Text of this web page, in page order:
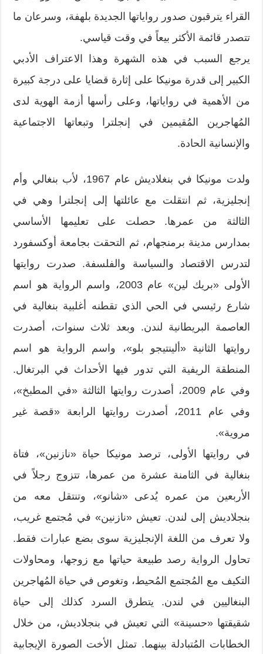
القراء يترقبون صدور رواياتها الجديدة بلهفة، وسرعان ما
تتصدر قائمة الأكثر بيعاً في وقت قياسي.
يرجع السبب في هذه الشهرة وهذا الاعتراف الأدبي
الكبير إلى قدرة مونيكا على إثارة قضايا على درجة كبيرة
من الأهمية في رواياتها، وعلى رأسها أزمة الهوية لدى
المُهاجرين المُقيمين في إنجلترا وتبعاتها الاجتماعية
والإنسانية الحادة.
ولدت مونيكا في بنغلاديش عام 1967، لأب بنغالي وأم
إنجليزية، ثم انتقلت مع عائلتها إلى إنجلترا وهي في
الثالثة من عمرها. حصلت على تعليمها الأساسي
بمدارس مدينة برمنجهام، ثم التحقت بجامعة أوكسفورد
لتدرس الاقتصاد والسياسة والفلسفة. صدرت روايتها
الأولى «بريك لين» عام 2003، واسم الرواية هو اسم
شارع رئيسي في الحي الذي تقطنه أغلبية بنغالية في
العاصمة البريطانية لندن. وبعد ثلاث سنوات، أصدرت
روايتها الثانية «ألينتيجو بلو»، واسم الرواية هو اسم
المنطقة الريفية التي تدور فيها الأحداث في البرتغال.
وفي عام 2009، أصدرت روايتها الثالثة «في المطبخ»،
وفي عام 2011، أصدرت روايتها الرابعة «قصة غير
مروية».
في روايتها الأولى، ترصد مونيكا حياة «نازنين»، فتاة
بنغالية في الثامنة عشرة من عمرها، تتزوج رجلاً في
الأربعين من عمره يُدعى «شانو»، وتنتقل معه من
بنجلاديش إلى لندن. تعيش «نازنين» في مُجتمع غريب،
ولا تعرف من اللغة الإنجليزية سوى بضع عبارات فقط.
تحاول الرواية رصد طبيعة حياتها مع زوجها، ومحاولات
التكيف مع المُجتمع المُحيط، وتغوص في حياة المُهاجرين
البنغاليين في لندن. يتطرق السرد كذلك إلى حياة
شقيقتها «حسينة» التي تعيش في بنجلاديش، من خلال
الخطابات المُتبادلة بينهما. تمثل الأخت الصورة الإيجابية